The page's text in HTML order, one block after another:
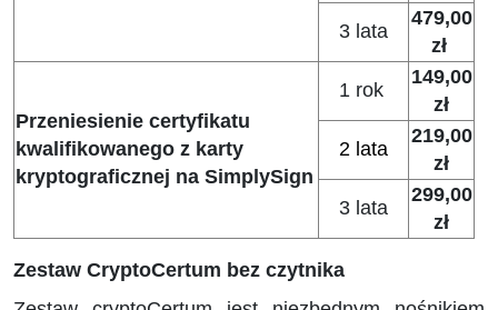
3 lata
479,00
zł
Przeniesienie certyfikatu
kwalifikowanego z karty
kryptograficznej na SimplySign
1 rok
149,00
zł
2 lata
219,00
zł
3 lata
299,00
zł
Zestaw CryptoCertum bez czytnika